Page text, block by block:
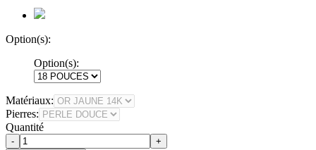
Option(s):
Option(s):
Matériaux:
Pierres:
Quantité
-
+